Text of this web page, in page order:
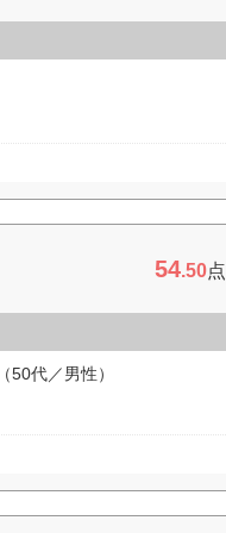
54.50点
代／男性）